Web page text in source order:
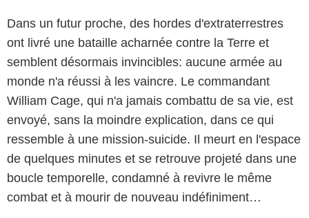
Dans un futur proche, des hordes d'extraterrestres
ont livré une bataille acharnée contre la Terre et
semblent désormais invincibles: aucune armée au
monde n'a réussi à les vaincre. Le commandant
William Cage, qui n'a jamais combattu de sa vie, est
envoyé, sans la moindre explication, dans ce qui
ressemble à une mission-suicide. Il meurt en l'espace
de quelques minutes et se retrouve projeté dans une
boucle temporelle, condamné à revivre le même
combat et à mourir de nouveau indéfiniment…